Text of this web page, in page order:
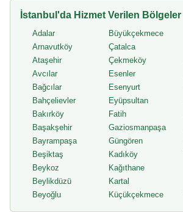
İstanbul'da Hizmet Verilen Bölgeler
Adalar
Arnavutköy
Ataşehir
Avcılar
Bağcılar
Bahçelievler
Bakırköy
Başakşehir
Bayrampaşa
Beşiktaş
Beykoz
Beylikdüzü
Beyoğlu
Büyükçekmece
Çatalca
Çekmeköy
Esenler
Esenyurt
Eyüpsultan
Fatih
Gaziosmanpaşa
Güngören
Kadıköy
Kağıthane
Kartal
Küçükçekmece